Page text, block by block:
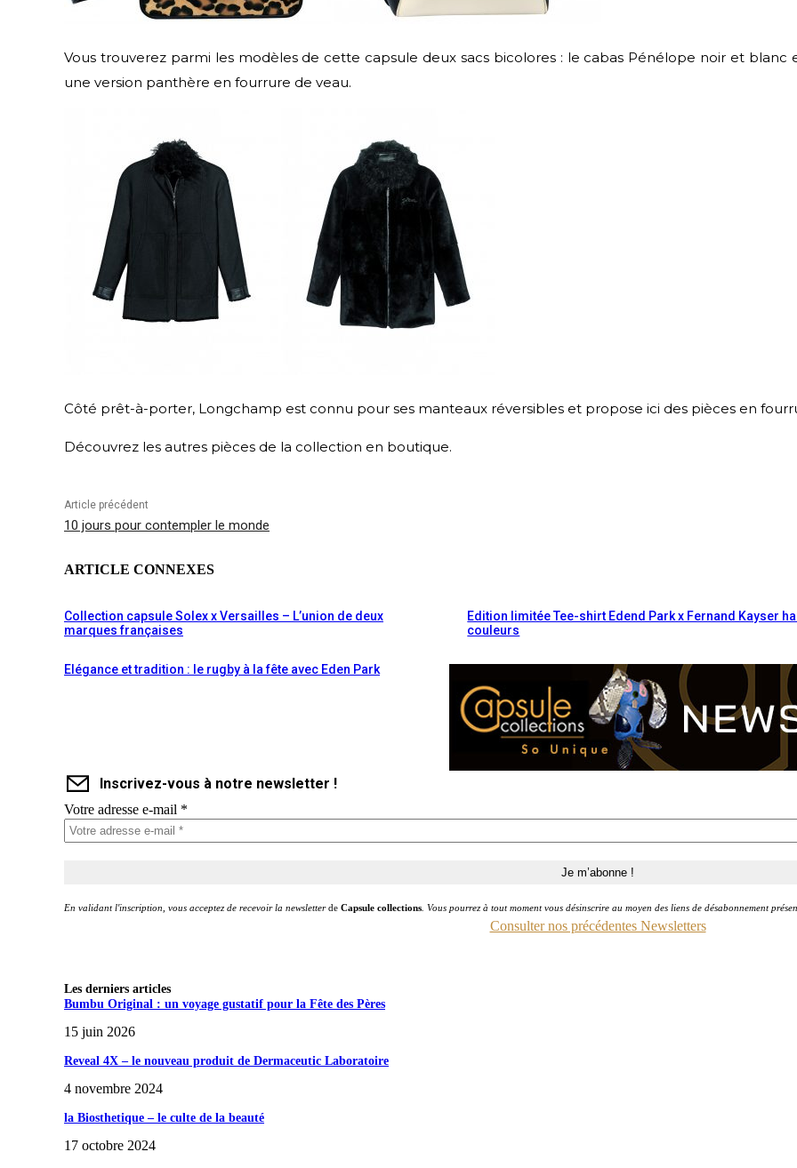
Vous trouverez parmi les modèles de cette capsule deux sacs bicolores : le cabas Pénélope noir et
une version panthère en fourrure de veau.
Côté prêt-à-porter, Longchamp est connu pour ses manteaux réversibles et propose ici des pièces en
Découvrez les autres pièces de la collection en boutique.
Article précédent
10 jours pour contempler le monde
ARTICLE CONNEXES
Collection capsule Solex x Versailles – L’union de deux
marques françaises
Edition limitée Tee-shirt Edend Park x Fernand Kayser
couleurs
Elégance et tradition : le rugby à la fête avec Eden Park
Inscrivez-vous à notre newsletter !
Votre adresse e-mail *
En validant l'inscription, vous acceptez de recevoir la newsletterde Capsule collections . Vous pourrez à tout moment vous désinscrire au moyen des liens de désabonnement
Consulter nos précédentes Newsletters
Les derniers articles
Bumbu Original : un voyage gustatif pour la Fête des Pères
15 juin 2026
Reveal 4X – le nouveau produit de Dermaceutic Laboratoire
4 novembre 2024
la Biosthetique – le culte de la beauté
17 octobre 2024